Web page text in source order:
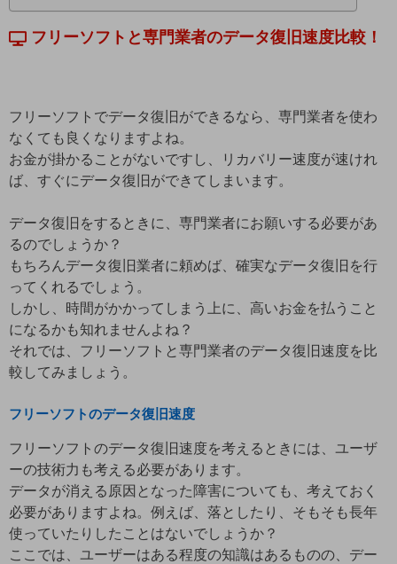
フリーソフトと専門業者のデータ復旧速度比較！
フリーソフトでデータ復旧ができるなら、専門業者を使わ
なくても良くなりますよね。
お金が掛かることがないですし、リカバリー速度が速けれ
ば、すぐにデータ復旧ができてしまいます。
データ復旧をするときに、専門業者にお願いする必要があ
るのでしょうか？
もちろんデータ復旧業者に頼めば、確実なデータ復旧を行
ってくれるでしょう。
しかし、時間がかかってしまう上に、高いお金を払うこと
になるかも知れませんよね？
それでは、フリーソフトと専門業者のデータ復旧速度を比
較してみましょう。
フリーソフトのデータ復旧速度
フリーソフトのデータ復旧速度を考えるときには、ユーザ
ーの技術力も考える必要があります。
データが消える原因となった障害についても、考えておく
必要がありますよね。例えば、落としたり、そもそも長年
使っていたりしたことはないでしょうか？
ここでは、ユーザーはある程度の知識はあるものの、デー